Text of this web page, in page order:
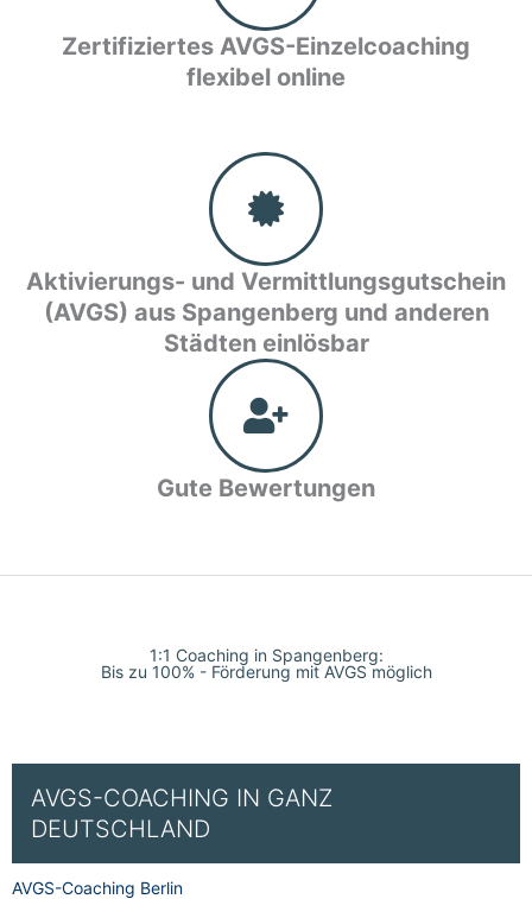
Zertifiziertes AVGS-Einzelcoaching
flexibel online
Aktivierungs- und Vermittlungsgutschein
(AVGS) aus Spangenberg und anderen
Städten einlösbar
Gute Bewertungen
1:1 Coaching in Spangenberg:
Bis zu 100% - Förderung mit AVGS möglich
AVGS-COACHING IN GANZ
DEUTSCHLAND
AVGS-Coaching Berlin